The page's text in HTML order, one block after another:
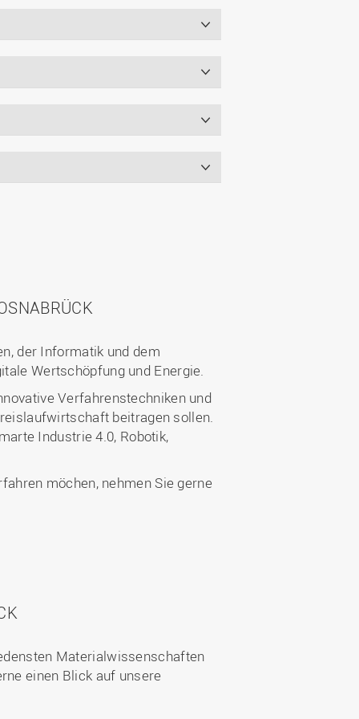
der Informatik und dem
Wertschöpfung und Energie.
Verfahrenstechniken und
beitragen sollen.
Industrie 4.0, Robotik,
möchen, nehmen Sie gerne
Materialwissenschaften
einen Blick auf unsere